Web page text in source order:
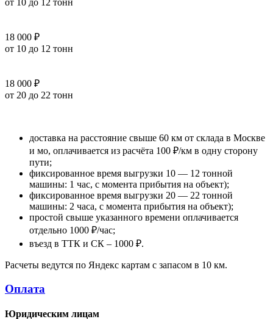
от 10 до 12 тонн
18 000 ₽
от 10 до 12 тонн
18 000 ₽
от 20 до 22 тонн
доставка на расстояние свыше 60 км от склада в Москве
и мо, оплачивается из расчёта 100 ₽/км в одну сторону
пути;
фиксированное время выгрузки 10 — 12 тонной
машины: 1 час, с момента прибытия на объект);
фиксированное время выгрузки 20 — 22 тонной
машины: 2 часа, с момента прибытия на объект);
простой свыше указанного времени оплачивается
отдельно 1000 ₽/час;
въезд в ТТК и СК – 1000 ₽.
Расчеты ведутся по Яндекс картам с запасом в 10 км.
Оплата
Юридическим лицам